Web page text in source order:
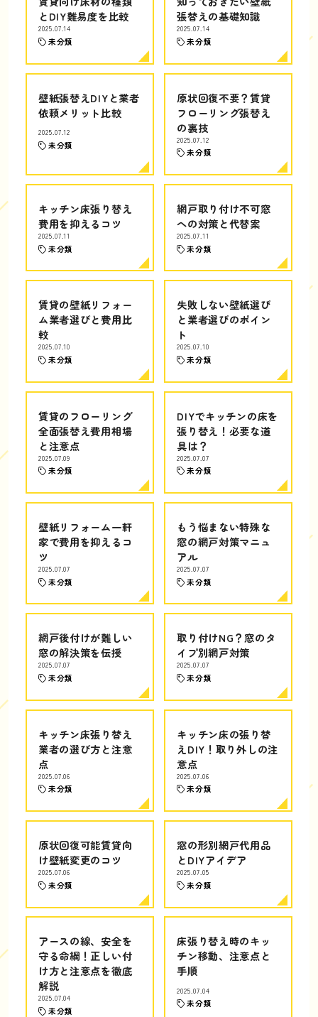
とDIY難易度を比較
2025.07.14
未分類
張替えの基礎知識
2025.07.14
未分類
壁紙張替えDIYと業者
依頼メリット比較
2025.07.12
未分類
原状回復不要？賃貸
フローリング張替え
の裏技
2025.07.12
未分類
キッチン床張り替え
費用を抑えるコツ
2025.07.11
未分類
網戸取り付け不可窓
への対策と代替案
2025.07.11
未分類
賃貸の壁紙リフォー
ム業者選びと費用比
較
2025.07.10
未分類
失敗しない壁紙選び
と業者選びのポイン
ト
2025.07.10
未分類
賃貸のフローリング
全面張替え費用相場
と注意点
2025.07.09
未分類
DIYでキッチンの床を
張り替え！必要な道
具は？
2025.07.07
未分類
壁紙リフォーム一軒
家で費用を抑えるコ
ツ
2025.07.07
未分類
もう悩まない特殊な
窓の網戸対策マニュ
アル
2025.07.07
未分類
網戸後付けが難しい
窓の解決策を伝授
2025.07.07
未分類
取り付けNG？窓のタ
イプ別網戸対策
2025.07.07
未分類
キッチン床張り替え
業者の選び方と注意
点
2025.07.06
未分類
キッチン床の張り替
えDIY！取り外しの注
意点
2025.07.06
未分類
原状回復可能賃貸向
け壁紙変更のコツ
2025.07.06
未分類
窓の形別網戸代用品
とDIYアイデア
2025.07.05
未分類
アースの線、安全を
守る命綱！正しい付
け方と注意点を徹底
解説
2025.07.04
未分類
床張り替え時のキッ
チン移動、注意点と
手順
2025.07.04
未分類